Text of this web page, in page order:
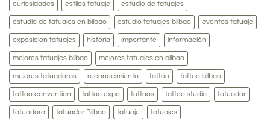
curiosidades estilos tatuaje estudio de tatuajes
estudio de tatuajes en bilbao estudio tatuajes bilbao eventos tatuaje
exposicion tatuajes historia importante información
mejores tatuajes bilbao mejores tatuajes en bilbao
mujeres tatuadoras reconocimiento tattoo tattoo bilbao
tattoo convention tattoo expo tattoos tattoo studio tatuador
tatuadora tatuador Bilbao tatuaje tatuajes